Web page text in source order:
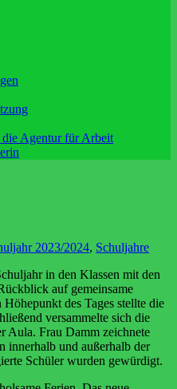
Agentur für Arbeit
2023/2024, Schuljahre
in den Klassen mit den
auf gemeinsame
des Tages stellte die
versammelte sich die
Aula. Frau Damm zeichnete
innerhalb und außerhalb der
Schüler wurden gewürdigt.